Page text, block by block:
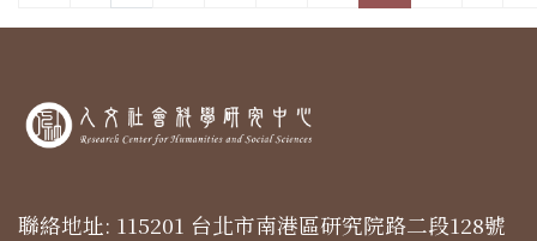
聯絡地址: 115201 台北市南港區研究院路二段128號